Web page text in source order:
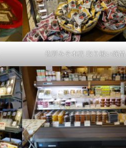
佐野みそ本店 取り扱い商品